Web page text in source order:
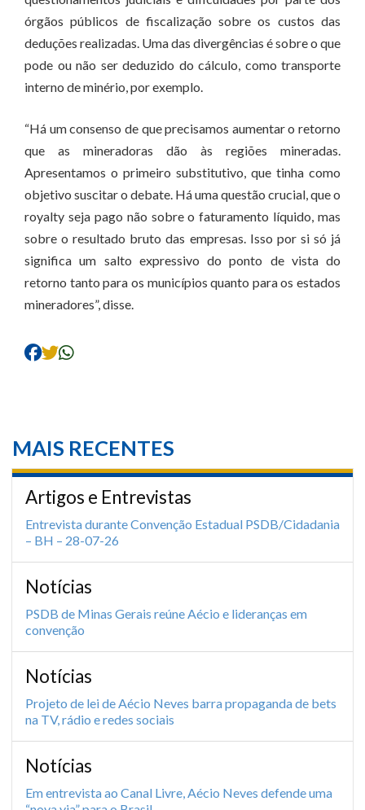
órgãos públicos de fiscalização sobre os custos das
deduções realizadas. Uma das divergências é sobre o que
pode ou não ser deduzido do cálculo, como transporte
interno de minério, por exemplo.
“Há um consenso de que precisamos aumentar o retorno
que as mineradoras dão às regiões mineradas.
Apresentamos o primeiro substitutivo, que tinha como
objetivo suscitar o debate. Há uma questão crucial, que o
royalty seja pago não sobre o faturamento líquido, mas
sobre o resultado bruto das empresas. Isso por si só já
significa um salto expressivo do ponto de vista do
retorno tanto para os municípios quanto para os estados
mineradores”, disse.
MAIS RECENTES
Artigos e Entrevistas
Entrevista durante Convenção Estadual PSDB/Cidadania
– BH – 28-07-26
Notícias
PSDB de Minas Gerais reúne Aécio e lideranças em
convenção
Notícias
Projeto de lei de Aécio Neves barra propaganda de bets
na TV, rádio e redes sociais
Notícias
Em entrevista ao Canal Livre, Aécio Neves defende uma